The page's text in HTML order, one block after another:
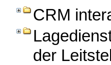
CRM
der